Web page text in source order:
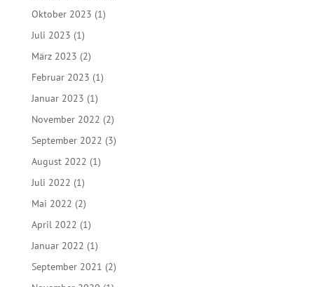
Oktober 2023 (1)
Juli 2023 (1)
März 2023 (2)
Februar 2023 (1)
Januar 2023 (1)
November 2022 (2)
September 2022 (3)
August 2022 (1)
Juli 2022 (1)
Mai 2022 (2)
April 2022 (1)
Januar 2022 (1)
September 2021 (2)